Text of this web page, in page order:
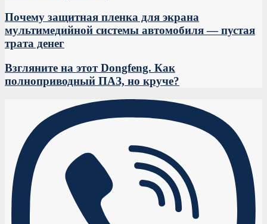
Почему защитная пленка для экрана
мультимедийной системы автомобиля — пустая
трата денег
Взгляните на этот Dongfeng. Как
полноприводный ПАЗ, но круче?